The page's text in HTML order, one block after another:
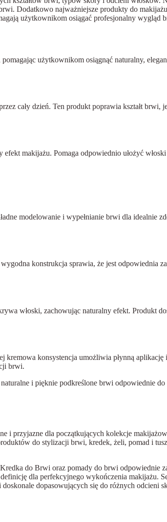
Dodatkowo najważniejsze produkty do
użytkownikom osiągać profesjonalny wygląd
użytkownikom osiągnąć naturalny,
cały dzień. Ten produkt poprawia kształt brwi,
makijażu. Pomaga odpowiednio ułożyć
modelowanie i wypełnianie brwi dla idealnie
konstrukcja sprawia, że jest odpowiednia
włoski, zachowując naturalny efekt. Produkt
kremowa konsystencja umożliwia płynną aplikację
brwi.
i pięknie podkreślone brwi odpowiednie do
i przyjazne dla początkujących kolekcje
do stylizacji brwi, kredek, żeli, pomad i
do Brwi oraz pomady do brwi odpowiednie
dla perfekcyjnego wykończenia makijażu.
dopasowujących się do różnych odcieni